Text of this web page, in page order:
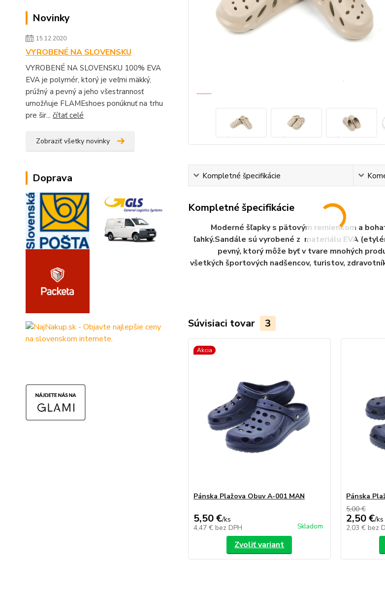
Novinky
15.12.2020
VYROBENÉ NA SLOVENSKU
VYROBENÉ NA SLOVENSKU 100% EVA
EVA je polymér, ktorý je veľmi mäkký,
prúžný a pevný a jeho všestrannosť
umožňuje FLAMEshoes ponúknuť na trhu
pre šir... čítať celé
Zobraziť všetky novinky
Doprava Kompletné špecifikácie
Kompletné špecifikácie
Moderné šľapky s pätovým remienkom a
ľahký.Sandále sú vyrobené z materiálu EVA
pevný, ktorý môže byť v tvare mnohých
všetkých športových nadšencov, turistov,
Súvisiaci tovar 3
Akcia
Pánska Plažova Obuv A-001 MAN
5,50 €/ks
4,47 € bez DPH Skladom
Zvoliť variant
Pánska
5,00 €
2,50 €/ks
2,03 € bez